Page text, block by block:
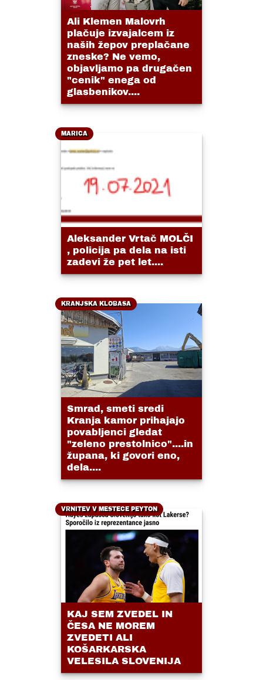
Ali Klemen Malovrh
plačuje izvajalcem iz
naših žepov preplačane
zneske? Ne vemo,
objavljamo pa drugačen
"cenik" enega od
glasbenikov....
MARICA
Aleksander Vrtač MOLČI
, policija pa dela na isti
zadevi že pet let....
KRANJSKA KLOBASA
Smrad, smeti sredi
Kranja kamor prihajajo
povabljenci gledat
"zeleno prestolnico"....in
župana, ki govori eno,
dela....
VRNITEV V MESTECE PEYTON
KAJ SEM ZVEDEL IN
ČESA NE MOREM
ZVEDETI ALI
KOŠARKARSKA
VELESILA SLOVENIJA